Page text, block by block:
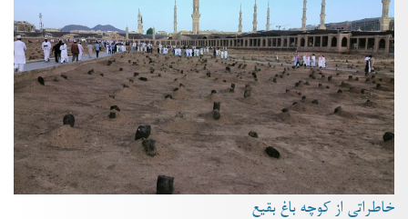
خاطراتی از کوچه باغ بقیع